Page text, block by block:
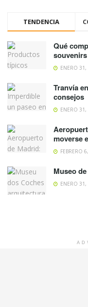
TENDENCIA
Qué
souvenirs
ENERO 31,
Tranvía
consejos
ENERO 31,
moverse
FEBRERO
Museo
ENERO 31,